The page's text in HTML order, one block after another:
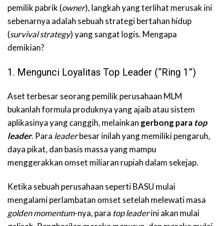
pemilik pabrik (owner), langkah yang terlihat merusak ini
sebenarnya adalah sebuah strategi bertahan hidup
(survival strategy) yang sangat logis. Mengapa
demikian?
1. Mengunci Loyalitas Top Leader (“Ring 1”)
Aset terbesar seorang pemilik perusahaan MLM
bukanlah formula produknya yang ajaib atau sistem
aplikasinya yang canggih, melainkan gerbong para top
leader. Para leaderbesar inilah yang memiliki pengaruh,
daya pikat, dan basis massa yang mampu
menggerakkan omset miliaran rupiah dalam sekejap.
Ketika sebuah perusahaan seperti BASU mulai
mengalami perlambatan omset setelah melewati masa
golden momentum-nya, para top leaderini akan mulai